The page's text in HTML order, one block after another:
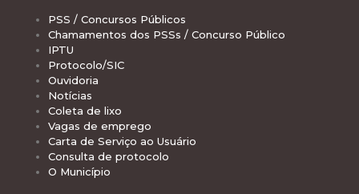
PSS / Concursos Públicos
Chamamentos dos PSSs / Concurso Público
IPTU
Protocolo/SIC
Ouvidoria
Notícias
Coleta de lixo
Vagas de emprego
Carta de Serviço ao Usuário
Consulta de protocolo
O Município